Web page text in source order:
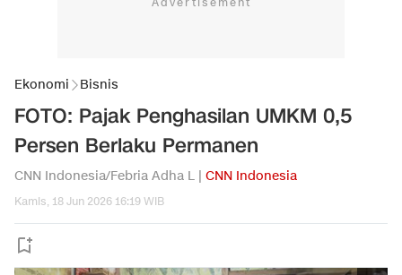
Ekonomi Bisnis
FOTO: Pajak Penghasilan UMKM 0,5
Persen Berlaku Permanen
CNN Indonesia/Febria Adha L | CNN Indonesia
Kamis, 18 Jun 2026 16:19 WIB